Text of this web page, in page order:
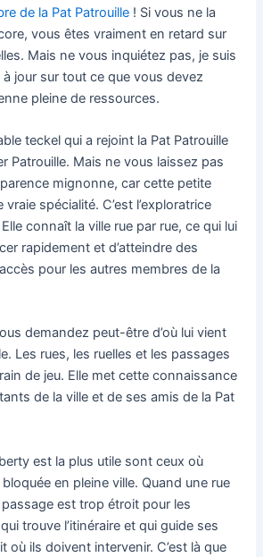
de la Pat Patrouille ! Si vous ne la
vous êtes vraiment en retard sur
Mais ne vous inquiétez pas, je suis
jour sur tout ce que vous devez
pleine de ressources.
teckel qui a rejoint la Pat Patrouille
Patrouille. Mais ne vous laissez pas
mignonne, car cette petite
spécialité. C’est l’exploratrice
connaît la ville rue par rue, ce qui lui
rapidement et d’atteindre des
pour les autres membres de la
demandez peut-être d’où lui vient
Les rues, les ruelles et les passages
de jeu. Elle met cette connaissance
de la ville et de ses amis de la Pat
est la plus utile sont ceux où
bloquée en pleine ville. Quand une rue
passage est trop étroit pour les
trouve l’itinéraire et qui guide ses
où ils doivent intervenir. C’est là que